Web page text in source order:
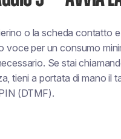
o la scheda contatto
voce per un consumo
Se stai
tieni a portata di mano il
(DTMF).